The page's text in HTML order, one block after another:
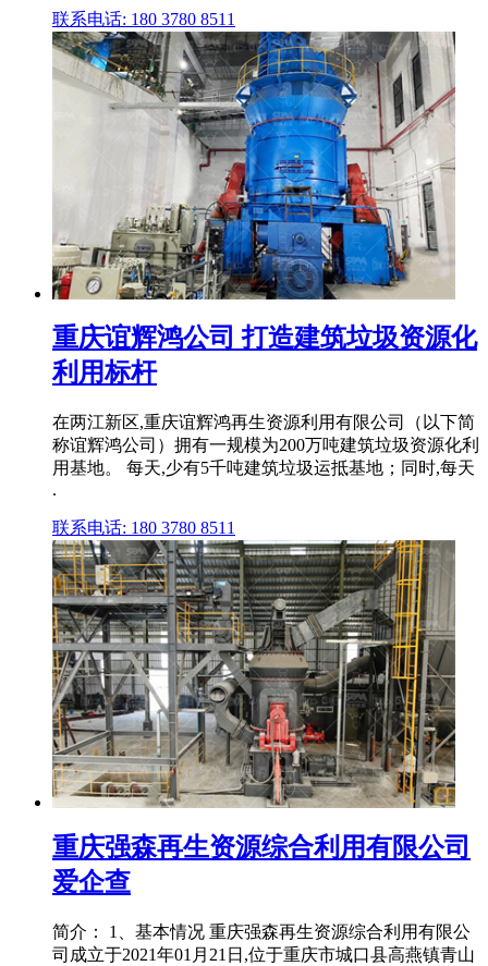
联系电话: 180 3780 8511
重庆谊辉鸿公司 打造建筑垃圾资源化
利用标杆
在两江新区,重庆谊辉鸿再生资源利用有限公司（以下简
称谊辉鸿公司）拥有一规模为200万吨建筑垃圾资源化利
用基地。 每天,少有5千吨建筑垃圾运抵基地；同时,每天
.
联系电话: 180 3780 8511
重庆强森再生资源综合利用有限公司
爱企查
简介： 1、基本情况 重庆强森再生资源综合利用有限公
司成立于2021年01月21日,位于重庆市城口县高燕镇青山